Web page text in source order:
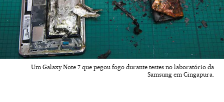
Um Galaxy Note 7 que pegou fogo durante testes no laboratório da
Samsung em Cingapura.